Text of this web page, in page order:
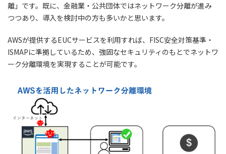
離」です。既に、金融業・公共団体ではネットワーク分離が進み
つつあり、導入を検討中の方も多いかと思います。
AWSが提供するEUCサービスを利用すれば、FISC安全対策基準・
ISMAPに準拠しているため、強固なセキュリティのもとでネットワ
ーク分離環境を実現することが可能です。